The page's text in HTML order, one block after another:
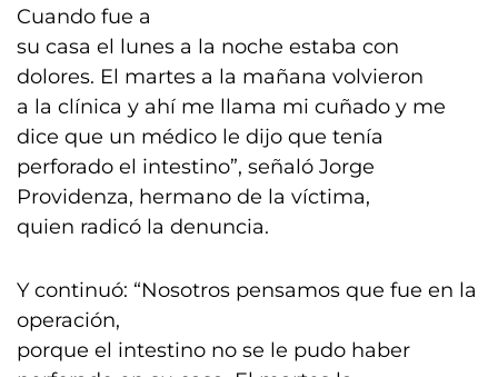
Cuando fue a
su casa el lunes a la noche estaba con
dolores. El martes a la mañana volvieron
a la clínica y ahí me llama mi cuñado y me
dice que un médico le dijo que tenía
perforado el intestino”, señaló Jorge
Providenza, hermano de la víctima,
quien radicó la denuncia.
Y continuó: “Nosotros pensamos que fue en la
operación,
porque el intestino no se le pudo haber